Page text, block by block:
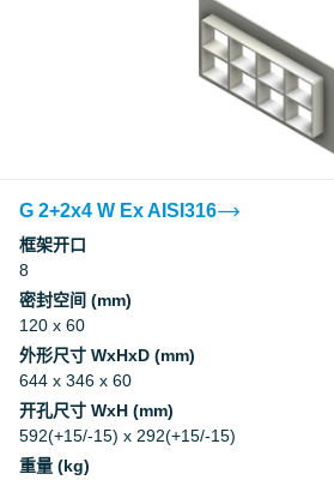
G 2+2x4 W Ex AISI316
框架开口
8
密封空间 (mm)
120 x 60
外形尺寸 WxHxD (mm)
644 x 346 x 60
开孔尺寸 WxH (mm)
592(+15/-15) x 292(+15/-15)
重量 (kg)